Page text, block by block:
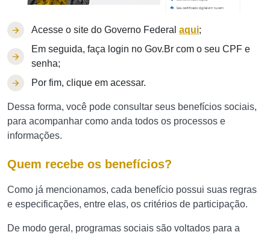
Acesse o site do Governo Federal aqui;
Em seguida, faça login no Gov.Br com o seu CPF e
senha;
Por fim, clique em acessar.
Dessa forma, você pode consultar seus benefícios sociais,
para acompanhar como anda todos os processos e
informações.
Quem recebe os benefícios?
Como já mencionamos, cada benefício possui suas regras
e especificações, entre elas, os critérios de participação.
De modo geral, programas sociais são voltados para a